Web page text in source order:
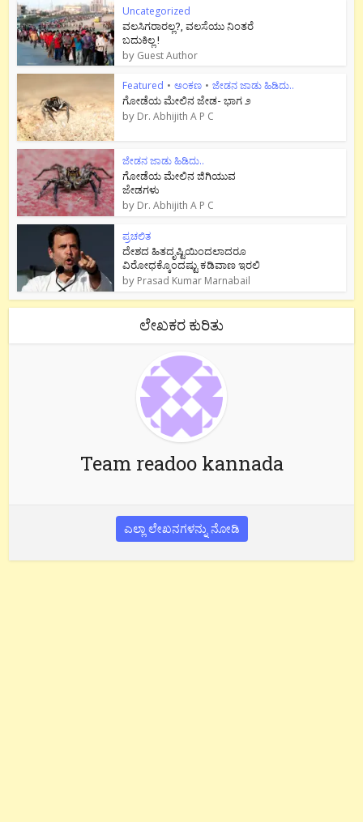
Uncategorized
ವಲಸಿಗರಾರಲ್ಲ?, ವಲಸೆಯು ನಿಂತರೆ
ಬದುಕಿಲ್ಲ !
by Guest Author
Featured • ಅಂಕಣ • ಜೇಡನ ಜಾಡು ಹಿಡಿದು..
ಗೋಡೆಯ ಮೇಲಿನ ಜೇಡ- ಭಾಗ ೨
by Dr. Abhijith A P C
ಜೇಡನ ಜಾಡು ಹಿಡಿದು..
ಗೋಡೆಯ ಮೇಲಿನ ಜಿಗಿಯುವ
ಜೇಡಗಳು
by Dr. Abhijith A P C
ಪ್ರಚಲಿತ
ದೇಶದ ಹಿತದೃಷ್ಟಿಯಿಂದಲಾದರೂ
ವಿರೋಧಕ್ಕೊಂದಷ್ಟು ಕಡಿವಾಣ ಇರಲಿ
by Prasad Kumar Marnabail
ಲೇಖಕರ ಕುರಿತು
Team readoo kannada
ಎಲ್ಲಾ ಲೇಖನಗಳನ್ನು ನೋಡಿ